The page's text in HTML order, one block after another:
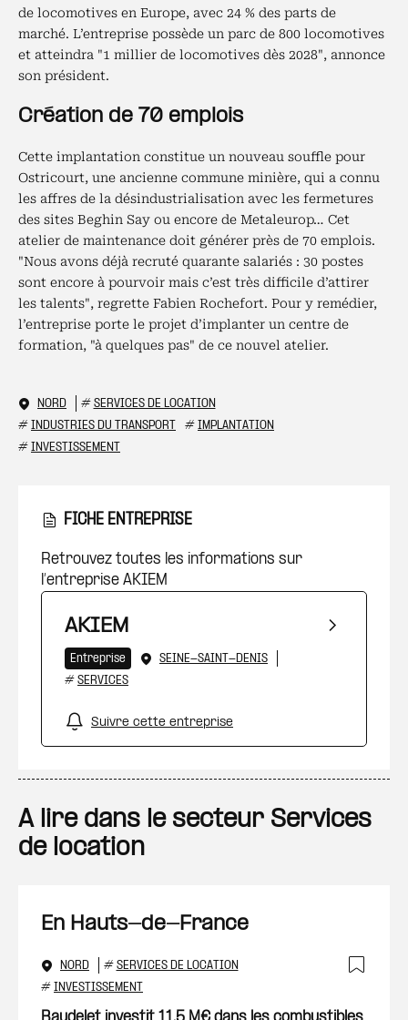
de locomotives en Europe, avec 24 % des parts de
marché. L’entreprise possède un parc de 800 locomotives
et atteindra "1 millier de locomotives dès 2028", annonce
son président.
Création de 70 emplois
Cette implantation constitue un nouveau souffle pour
Ostricourt, une ancienne commune minière, qui a connu
les affres de la désindustrialisation avec les fermetures
des sites Beghin Say ou encore de Metaleurop… Cet
atelier de maintenance doit générer près de 70 emplois.
"Nous avons déjà recruté quarante salariés : 30 postes
sont encore à pourvoir mais c’est très difficile d’attirer
les talents", regrette Fabien Rochefort. Pour y remédier,
l’entreprise porte le projet d’implanter un centre de
formation, "à quelques pas" de ce nouvel atelier.
NORD # SERVICES DE LOCATION
# INDUSTRIES DU TRANSPORT # IMPLANTATION
# INVESTISSEMENT
FICHE ENTREPRISE
Retrouvez toutes les informations sur
l’entreprise AKIEM
AKIEM
Entreprise
SEINE-SAINT-DENIS
# SERVICES
Suivre cette entreprise
A lire dans le secteur Services
de location
En Hauts-de-France
NORD # SERVICES DE LOCATION
# INVESTISSEMENT